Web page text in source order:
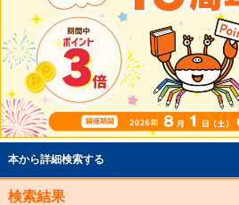
本から詳細検索する
検索結果